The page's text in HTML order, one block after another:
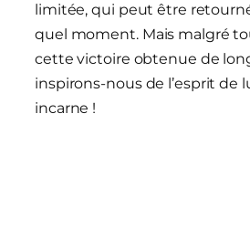
limitée, qui peut être
quel moment. Mais malgré
cette victoire obtenue de
inspirons-nous de l’esprit de
incarne !